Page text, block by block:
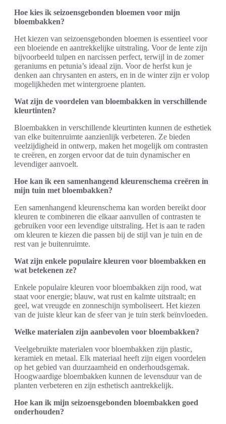
Hoe kies ik seizoensgebonden bloemen voor mijn
bloembakken?
Het kiezen van seizoensgebonden bloemen is essentieel voor
een bloeiende en aantrekkelijke uitstraling. Voor de lente zijn
bijvoorbeeld tulpen en narcissen perfect, terwijl in de zomer
geraniums en petunia’s ideaal zijn. Voor de herfst kun je
denken aan chrysanten en asters, en in de winter zijn er volop
mogelijkheden met wintergroene planten.
Wat zijn de voordelen van bloembakken in verschillende
kleurtinten?
Bloembakken in verschillende kleurtinten kunnen de esthetiek
van elke buitenruimte aanzienlijk verbeteren. Ze bieden
veelzijdigheid in ontwerp, maken het mogelijk om contrasten
te creëren, en zorgen ervoor dat de tuin dynamischer en
levendiger aanvoelt.
Hoe kan ik een samenhangend kleurenschema creëren in
mijn tuin met bloembakken?
Een samenhangend kleurenschema kan worden bereikt door
kleuren te combineren die elkaar aanvullen of contrasten te
gebruiken voor een levendige uitstraling. Het is aan te raden
om kleuren te kiezen die passen bij de stijl van je tuin en de
rest van je buitenruimte.
Wat zijn enkele populaire kleuren voor bloembakken en
wat betekenen ze?
Enkele populaire kleuren voor bloembakken zijn rood, wat
staat voor energie; blauw, wat rust en kalmte uitstraalt; en
geel, wat vreugde en zonneschijn symboliseert. Het kiezen
van de juiste kleur kan de sfeer van je tuin sterk beïnvloeden.
Welke materialen zijn aanbevolen voor bloembakken?
Veelgebruikte materialen voor bloembakken zijn plastic,
keramiek en metaal. Elk materiaal heeft zijn eigen voordelen
op het gebied van duurzaamheid en onderhoudsgemak.
Hoogwaardige bloembakken kunnen de levensduur van de
planten verbeteren en zijn esthetisch aantrekkelijk.
Hoe kan ik mijn seizoensgebonden bloembakken goed
onderhouden?